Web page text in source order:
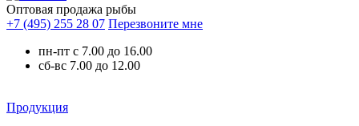
Оптовая продажа рыбы
+7 (495) 255 28 07 Перезвоните мне
пн-пт с 7.00 до 16.00
сб-вс 7.00 до 12.00
Продукция